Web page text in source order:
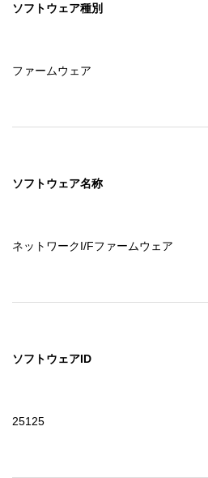
セイコーエプソン株式会社に帰属し
ソフトウェア種別
ファームウェア
ソフトウェア名称
ネットワークI/Fファームウェア
ソフトウェアID
25125